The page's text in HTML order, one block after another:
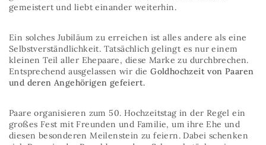
gemeistert und liebt einander weiterhin.
Ein solches Jubiläum zu erreichen ist alles andere als eine
Selbstverständlichkeit. Tatsächlich gelingt es nur einem
kleinen Teil aller Ehepaare, diese Marke zu durchbrechen.
Entsprechend ausgelassen wir dieGoldhochzeit von Paaren
und deren Angehörigen gefeiert.
Paare organisieren zum 50. Hochzeitstag in der Regel ein
großes Fest mit Freunden und Familie, um ihre Ehe und
diesen besonderen Meilenstein zu feiern. Dabei schenken